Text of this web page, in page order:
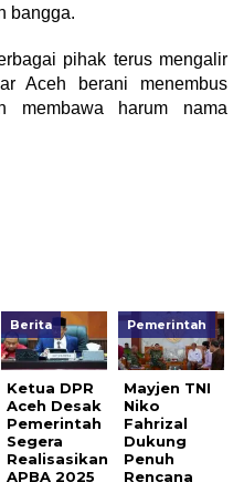
bangga.
pihak terus mengalir
Aceh berani menembus
membawa harum nama
Berita
Ketua DPR
Aceh Desak
Pemerintah
Segera
Realisasikan
APBA 2025
Pemerintah
Mayjen TNI
Niko
Fahrizal
Dukung
Penuh
Rencana